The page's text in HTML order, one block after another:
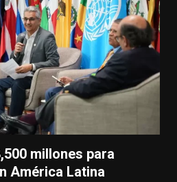
millones para
América Latina